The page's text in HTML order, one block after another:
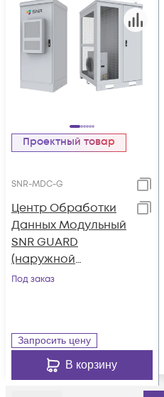
Проектный товар
SNR-MDC-G
Центр Обработки
Данных Модульный
SNR GUARD
(наружной
установки, IP55)
Под заказ
Запросить цену
В корзину